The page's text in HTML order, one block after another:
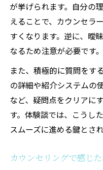
が挙げられます。自分の
えることで、カウンセラ
すくなります。逆に、曖
なるため注意が必要です。
また、積極的に質問をす
の詳細や紹介システムの
など、疑問点をクリアに
す。体験談では、こうし
スムーズに進める鍵とされ
カウンセリングで感じ